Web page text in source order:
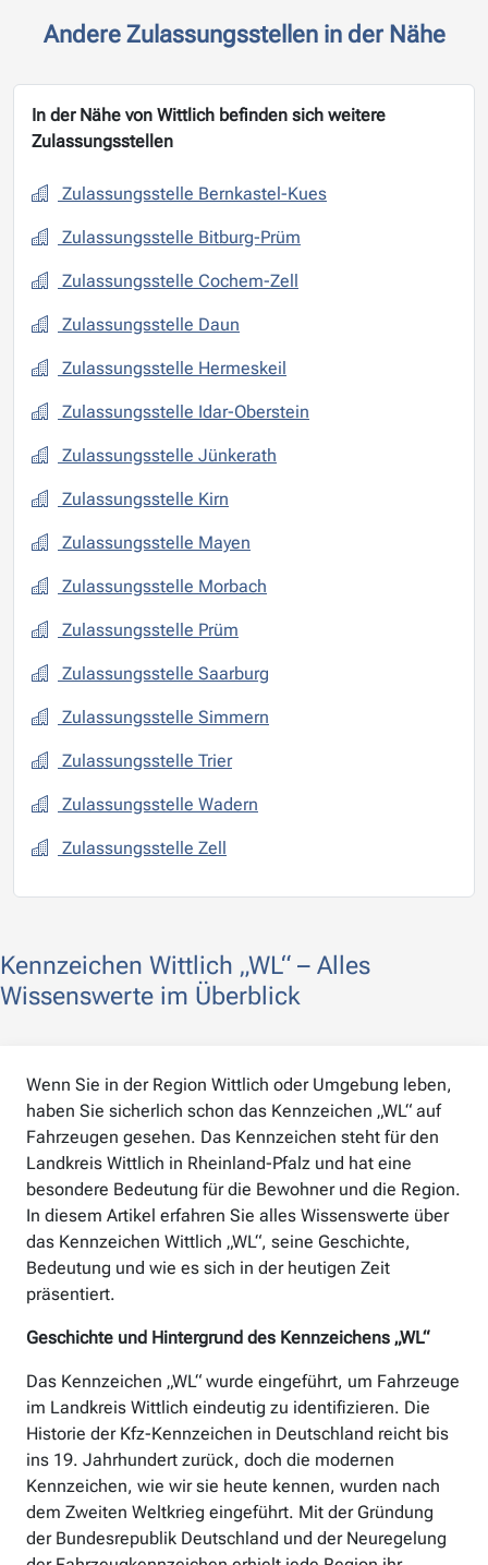
Andere Zulassungsstellen in der Nähe
In der Nähe von Wittlich befinden sich weitere
Zulassungsstellen
Zulassungsstelle Bernkastel-Kues
Zulassungsstelle Bitburg-Prüm
Zulassungsstelle Cochem-Zell
Zulassungsstelle Daun
Zulassungsstelle Hermeskeil
Zulassungsstelle Idar-Oberstein
Zulassungsstelle Jünkerath
Zulassungsstelle Kirn
Zulassungsstelle Mayen
Zulassungsstelle Morbach
Zulassungsstelle Prüm
Zulassungsstelle Saarburg
Zulassungsstelle Simmern
Zulassungsstelle Trier
Zulassungsstelle Wadern
Zulassungsstelle Zell
Kennzeichen Wittlich „WL“ – Alles
Wissenswerte im Überblick
Wenn Sie in der Region Wittlich oder Umgebung leben,
haben Sie sicherlich schon das Kennzeichen „WL“ auf
Fahrzeugen gesehen. Das Kennzeichen steht für den
Landkreis Wittlich in Rheinland-Pfalz und hat eine
besondere Bedeutung für die Bewohner und die Region.
In diesem Artikel erfahren Sie alles Wissenswerte über
das Kennzeichen Wittlich „WL“, seine Geschichte,
Bedeutung und wie es sich in der heutigen Zeit
präsentiert.
Geschichte und Hintergrund des Kennzeichens „WL“
Das Kennzeichen „WL“ wurde eingeführt, um Fahrzeuge
im Landkreis Wittlich eindeutig zu identifizieren. Die
Historie der Kfz-Kennzeichen in Deutschland reicht bis
ins 19. Jahrhundert zurück, doch die modernen
Kennzeichen, wie wir sie heute kennen, wurden nach
dem Zweiten Weltkrieg eingeführt. Mit der Gründung
der Bundesrepublik Deutschland und der Neuregelung